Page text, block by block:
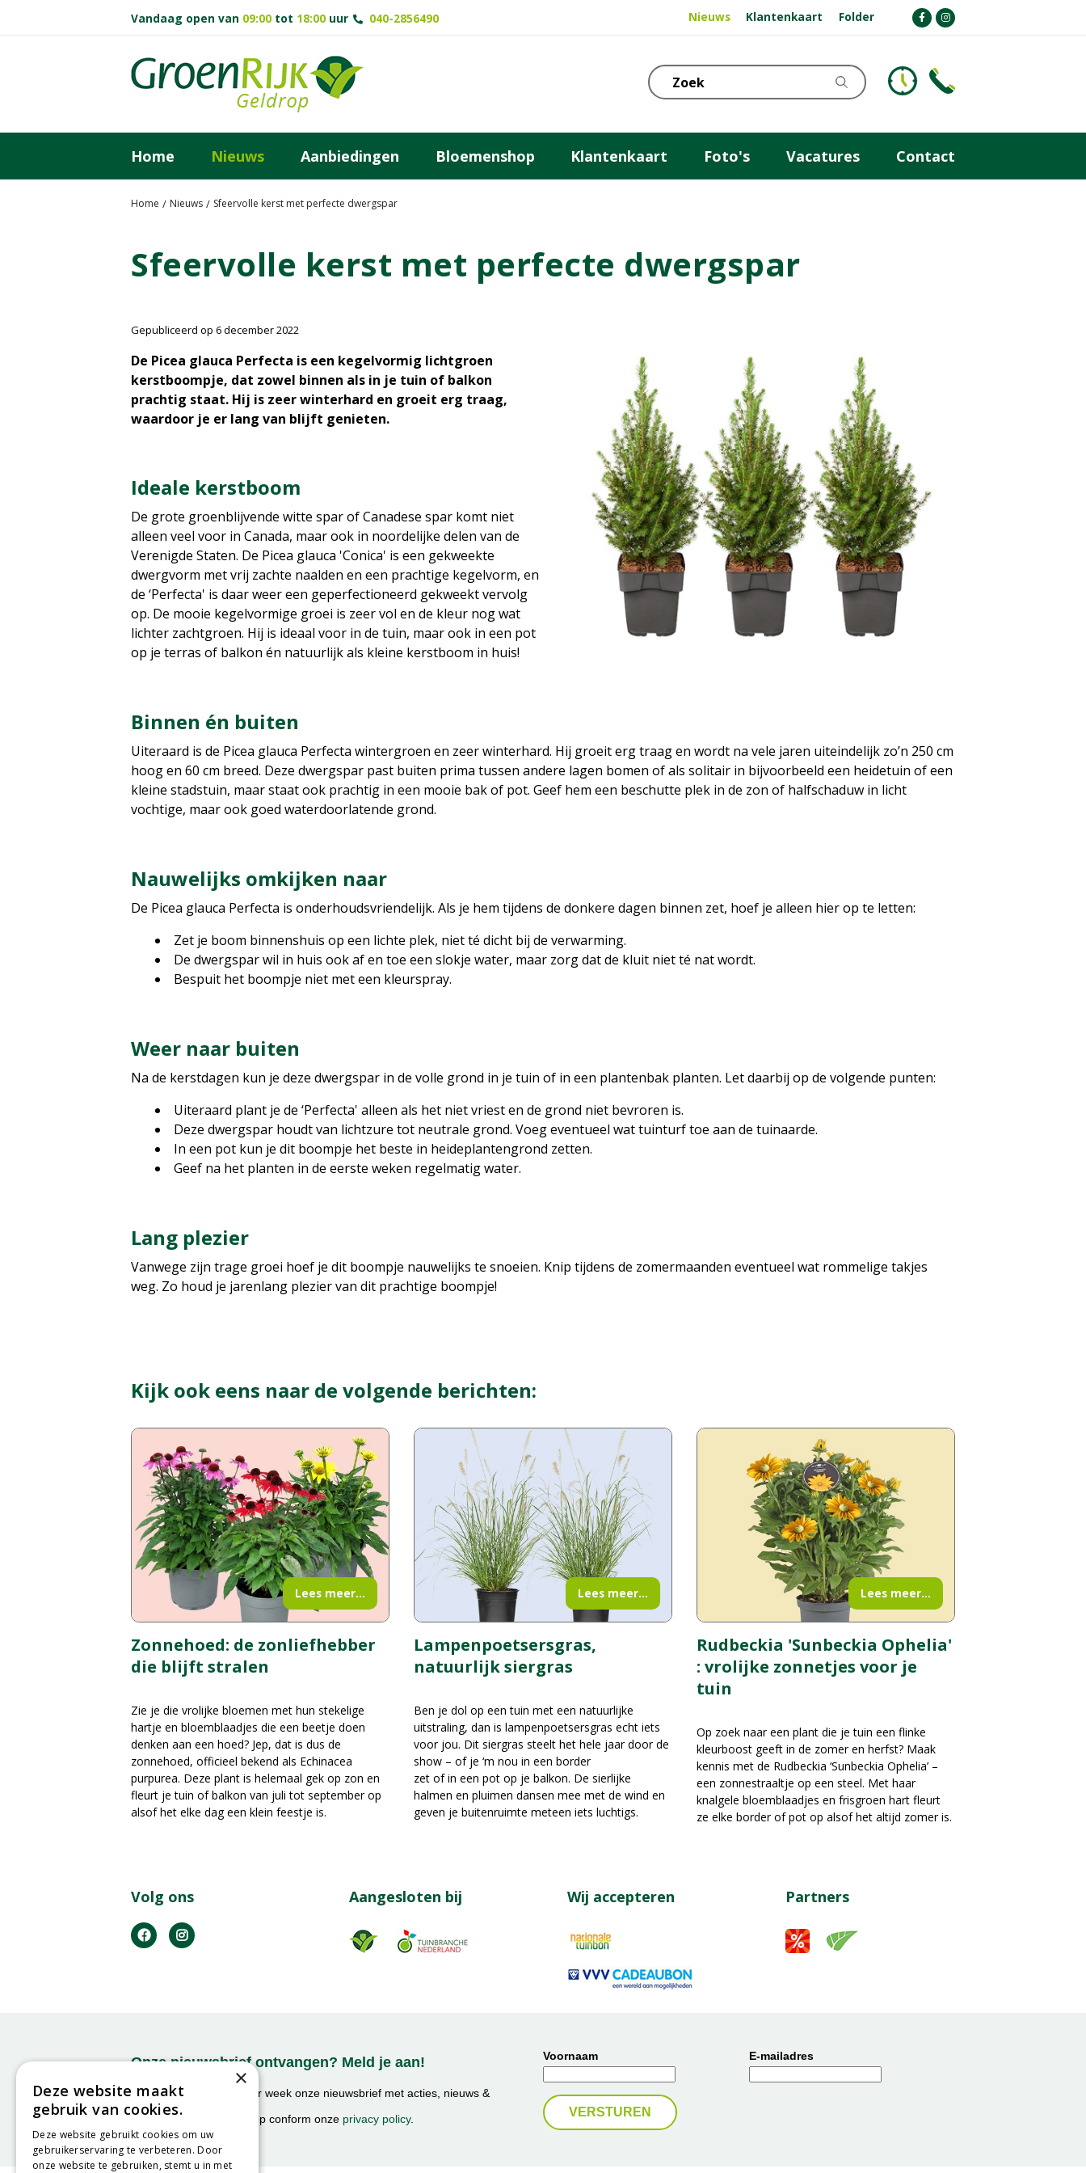
t
Home Nieuws Sfeervolle kerst met perfecte dwergspar
Vandaag open van 09:00 tot 18:00 uur 040-2856490 Nieuws Klantenkaart Folder
Home Nieuws Aanbiedingen Bloemenshop Klantenkaart Foto's Vacatures Contact
Sfeervolle kerst met perfecte dwergspar
Gepubliceerd op 6 december 2022
De Picea glauca Perfecta is een kegelvormig lichtgroen
kerstboompje, dat zowel binnen als in je tuin of balkon
prachtig staat. Hij is zeer winterhard en groeit erg traag,
waardoor je er lang van blijft genieten.
Ideale kerstboom
De grote groenblijvende witte spar of Canadese spar komt niet
alleen veel voor in Canada, maar ook in noordelijke delen van de
Verenigde Staten. De Picea glauca 'Conica' is een gekweekte
dwergvorm met vrij zachte naalden en een prachtige kegelvorm, en
de ‘Perfecta' is daar weer een geperfectioneerd gekweekt vervolg
op. De mooie kegelvormige groei is zeer vol en de kleur nog wat
lichter zachtgroen. Hij is ideaal voor in de tuin, maar ook in een pot
op je terras of balkon én natuurlijk als kleine kerstboom in huis!
Binnen én buiten
Uiteraard is de Picea glauca Perfecta wintergroen en zeer winterhard. Hij groeit erg traag en wordt na vele jaren uiteindelijk zo’n 250 cm
hoog en 60 cm breed. Deze dwergspar past buiten prima tussen andere lagen bomen of als solitair in bijvoorbeeld een heidetuin of een
kleine stadstuin, maar staat ook prachtig in een mooie bak of pot. Geef hem een beschutte plek in de zon of halfschaduw in licht
vochtige, maar ook goed waterdoorlatende grond.
Nauwelijks omkijken naar
De Picea glauca Perfecta is onderhoudsvriendelijk. Als je hem tijdens de donkere dagen binnen zet, hoef je alleen hier op te letten:
Zet je boom binnenshuis op een lichte plek, niet té dicht bij de verwarming.
De dwergspar wil in huis ook af en toe een slokje water, maar zorg dat de kluit niet té nat wordt.
Bespuit het boompje niet met een kleurspray.
Weer naar buiten
Na de kerstdagen kun je deze dwergspar in de volle grond in je tuin of in een plantenbak planten. Let daarbij op de volgende punten:
Uiteraard plant je de ‘Perfecta' alleen als het niet vriest en de grond niet bevroren is.
Deze dwergspar houdt van lichtzure tot neutrale grond. Voeg eventueel wat tuinturf toe aan de tuinaarde.
In een pot kun je dit boompje het beste in heideplantengrond zetten.
Geef na het planten in de eerste weken regelmatig water.
Lang plezier
Vanwege zijn trage groei hoef je dit boompje nauwelijks te snoeien. Knip tijdens de zomermaanden eventueel wat rommelige takjes
weg. Zo houd je jarenlang plezier van dit prachtige boompje!
Kijk ook eens naar de volgende berichten:
Zonnehoed: de zonliefhebber
die blijft stralen
Zie je die vrolijke bloemen met hun stekelige
hartje en bloemblaadjes die een beetje doen
denken aan een hoed? Jep, dat is dus de
zonnehoed, officieel bekend als Echinacea
purpurea. Deze plant is helemaal gek op zon en
fleurt je tuin of balkon van juli tot september op
alsof het elke dag een klein feestje is.
Lees meer...
Lampenpoetsersgras,
natuurlijk siergras
Ben je dol op een tuin met een natuurlijke
uitstraling, dan is lampenpoetsersgras echt iets
voor jou. Dit siergras steelt het hele jaar door de
show – of je ‘m nou in een border
zet of in een pot op je balkon. De sierlijke
halmen en pluimen dansen mee met de wind en
geven je buitenruimte meteen iets luchtigs.
Lees meer...
Rudbeckia 'Sunbeckia Ophelia'
: vrolijke zonnetjes voor je
tuin
Op zoek naar een plant die je tuin een flinke
kleurboost geeft in de zomer en herfst? Maak
kennis met de Rudbeckia ‘Sunbeckia Ophelia’ –
een zonnestraaltje op een steel. Met haar
knalgele bloemblaadjes en frisgroen hart fleurt
ze elke border of pot op alsof het altijd zomer is.
Lees meer...
Volg ons Aangesloten bij Wij accepteren Partners
Onze nieuwsbrief ontvangen? Meld je aan!
Ontvang ongeveer 1x per week onze nieuwsbrief met acties, nieuws &
activiteiten!
We slaan uw gegevens op conform onze privacy policy.
Voornaam E-mailadres
×
Deze website maakt
gebruik van cookies.
Deze website gebruikt cookies om uw
gebruikerservaring te verbeteren. Door
onze website te gebruiken, stemt u in met